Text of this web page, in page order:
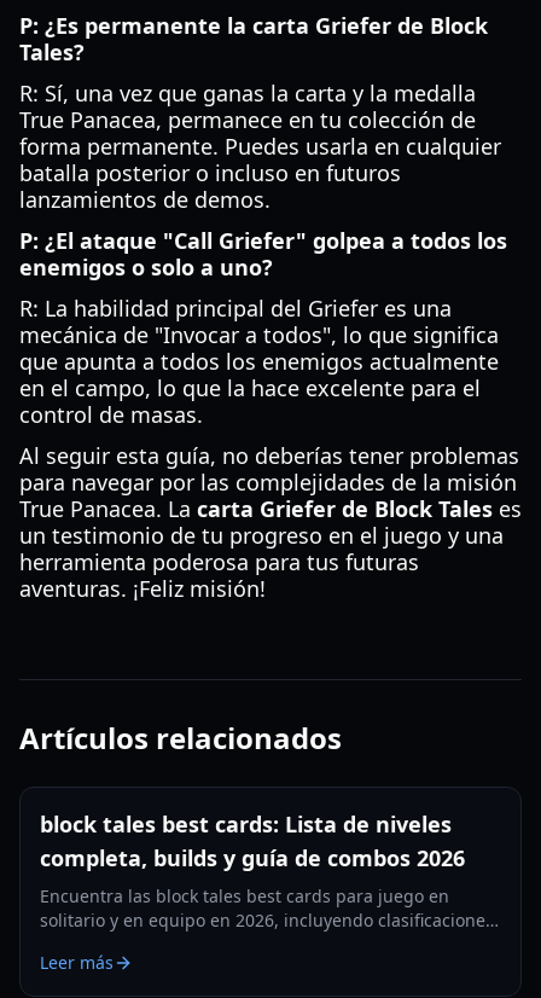
P: ¿Es permanente la carta Griefer de Block
Tales?
R: Sí, una vez que ganas la carta y la medalla
True Panacea, permanece en tu colección de
forma permanente. Puedes usarla en cualquier
batalla posterior o incluso en futuros
lanzamientos de demos.
P: ¿El ataque "Call Griefer" golpea a todos los
enemigos o solo a uno?
R: La habilidad principal del Griefer es una
mecánica de "Invocar a todos", lo que significa
que apunta a todos los enemigos actualmente
en el campo, lo que la hace excelente para el
control de masas.
Al seguir esta guía, no deberías tener problemas
para navegar por las complejidades de la misión
True Panacea. La carta Griefer de Block Tales es
un testimonio de tu progreso en el juego y una
herramienta poderosa para tus futuras
aventuras. ¡Feliz misión!
Artículos relacionados
block tales best cards: Lista de niveles
completa, builds y guía de combos 2026
Encuentra las block tales best cards para juego en
solitario y en equipo en 2026, incluyendo clasificaciones
prácticas.
Leer más